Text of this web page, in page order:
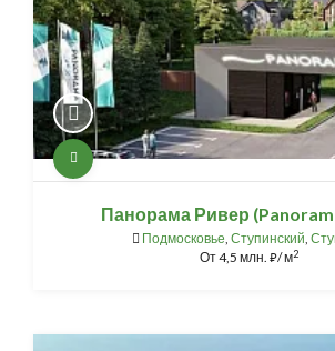
Панорама Ривер
Подмосковье, Ступинский,
От4,5 млн. ⃏/ м2